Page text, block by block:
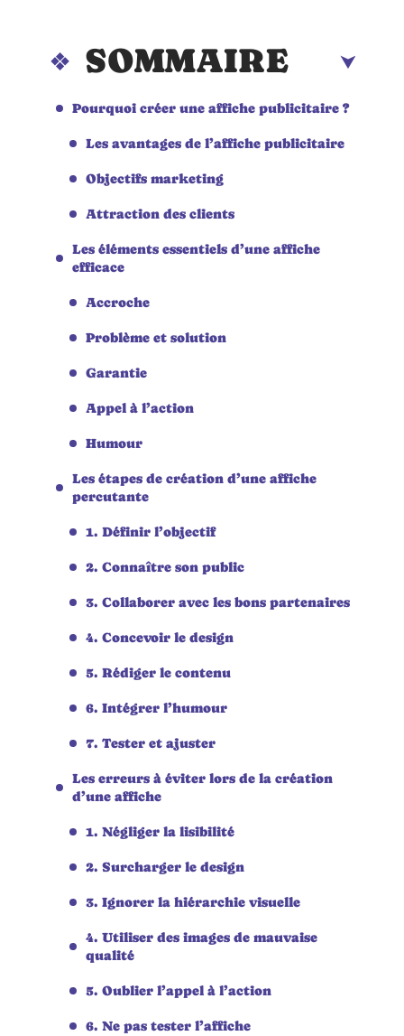
SOMMAIRE
Pourquoi créer une affiche publicitaire ?
Les avantages de l’affiche publicitaire
Objectifs marketing
Attraction des clients
Les éléments essentiels d’une affiche
efficace
Accroche
Problème et solution
Garantie
Appel à l’action
Humour
Les étapes de création d’une affiche
percutante
1. Définir l’objectif
2. Connaître son public
3. Collaborer avec les bons partenaires
4. Concevoir le design
5. Rédiger le contenu
6. Intégrer l’humour
7. Tester et ajuster
Les erreurs à éviter lors de la création
d’une affiche
1. Négliger la lisibilité
2. Surcharger le design
3. Ignorer la hiérarchie visuelle
4. Utiliser des images de mauvaise
qualité
5. Oublier l’appel à l’action
6. Ne pas tester l’affiche